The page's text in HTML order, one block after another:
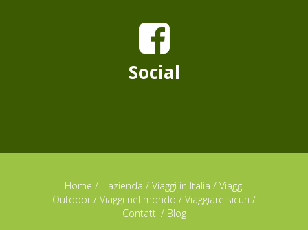
Social
Home / L'azienda / Viaggi in Italia / Viaggi
Outdoor / Viaggi nel mondo / Viaggiare sicuri /
Contatti / Blog